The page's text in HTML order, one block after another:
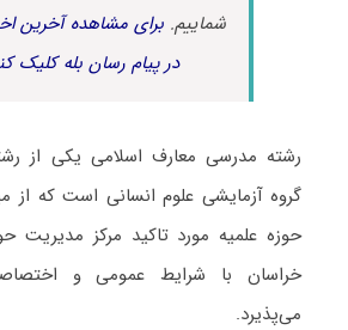
شماییم.برای مشاهده آخرین
در پیام رسان بله کلیک
رشته ﻣﺪرسی ﻣﻌﺎرف اﺳﻼمی یکی از
گروه آزمایشی علوم انسانی است که از
حوزه علمیه مورد تاکید مرکز مدیریت
خراسان با شرایط عمومی و
می‌پذیرد.